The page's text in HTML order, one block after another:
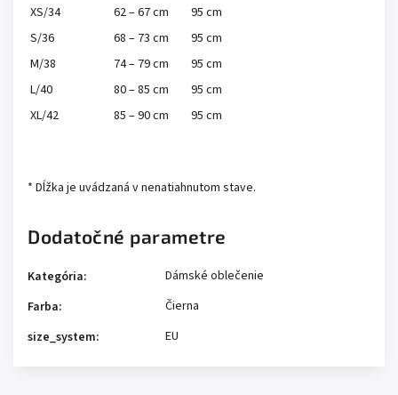
XS/34
62 – 67 cm
95 cm
S/36
68 – 73 cm
95 cm
M/38
74 – 79 cm
95 cm
L/40
80 – 85 cm
95 cm
XL/42
85 – 90 cm 95 cm
* Dĺžka je uvádzaná v nenatiahnutom stave.
Dodatočné parametre
Kategória:
Dámské oblečenie
Farba:
Čierna
size_system: EU